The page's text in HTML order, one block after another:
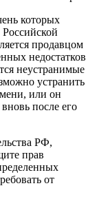
которых
продавцом
недостатков
неустранимые
устранить
или он
после его
РФ,
прав
от